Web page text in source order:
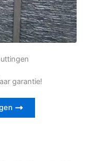
garantie!